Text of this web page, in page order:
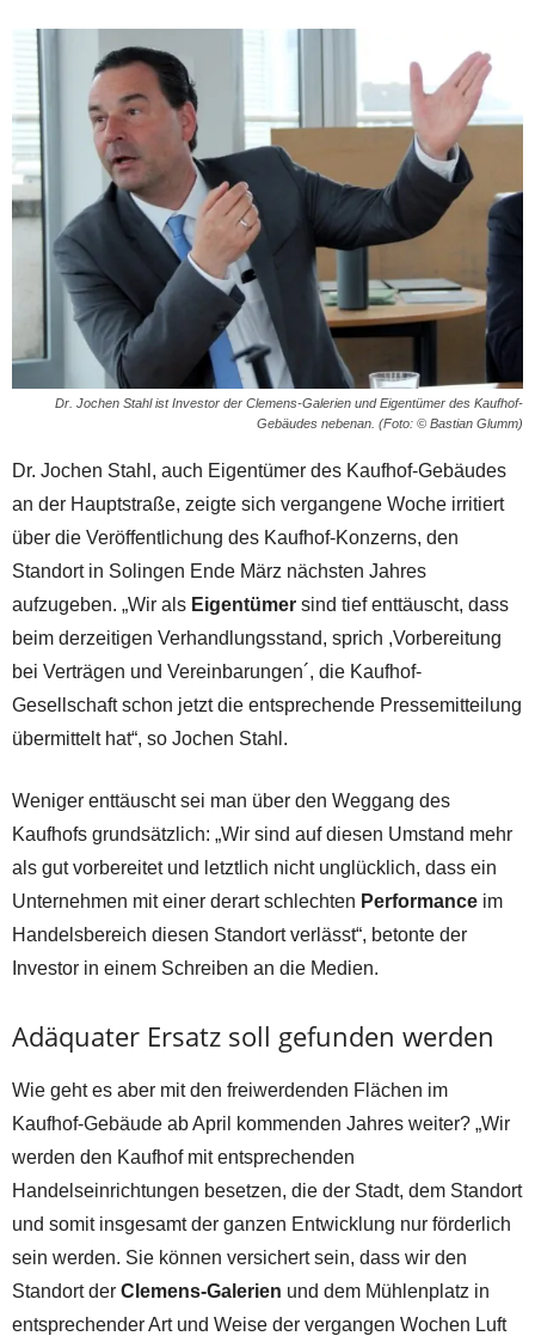
Dr. Jochen Stahl ist Investor der Clemens-Galerien und Eigentümer des Kaufhof-
Gebäudes nebenan. (Foto: © Bastian Glumm)
Dr. Jochen Stahl, auch Eigentümer des Kaufhof-Gebäudes
an der Hauptstraße, zeigte sich vergangene Woche irritiert
über die Veröffentlichung des Kaufhof-Konzerns, den
Standort in Solingen Ende März nächsten Jahres
aufzugeben. „Wir als Eigentümer sind tief enttäuscht, dass
beim derzeitigen Verhandlungsstand, sprich ,Vorbereitung
bei Verträgen und Vereinbarungen´, die Kaufhof-
Gesellschaft schon jetzt die entsprechende Pressemitteilung
übermittelt hat“, so Jochen Stahl.
Weniger enttäuscht sei man über den Weggang des
Kaufhofs grundsätzlich: „Wir sind auf diesen Umstand mehr
als gut vorbereitet und letztlich nicht unglücklich, dass ein
Unternehmen mit einer derart schlechten Performance im
Handelsbereich diesen Standort verlässt“, betonte der
Investor in einem Schreiben an die Medien.
Adäquater Ersatz soll gefunden werden
Wie geht es aber mit den freiwerdenden Flächen im
Kaufhof-Gebäude ab April kommenden Jahres weiter? „Wir
werden den Kaufhof mit entsprechenden
Handelseinrichtungen besetzen, die der Stadt, dem Standort
und somit insgesamt der ganzen Entwicklung nur förderlich
sein werden. Sie können versichert sein, dass wir den
Standort der Clemens-Galerien und dem Mühlenplatz in
entsprechender Art und Weise der vergangen Wochen Luft